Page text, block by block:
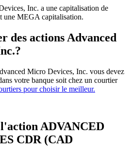
Inc. a une capitalisation de
une MEGA capitalisation.
des actions Advanced
Micro Devices, Inc. vous devez
votre banque soit chez un courtier
pour choisir le meilleur.
ADVANCED
CDR (CAD